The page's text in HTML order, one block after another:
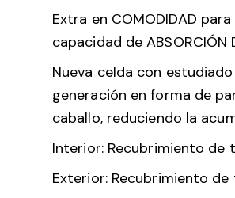
Extra en COMODIDAD
capacidad de
Nueva celda con
generación en forma de
caballo, reduciendo la
Interior: Recubrimiento de
Exterior: Recubrimiento